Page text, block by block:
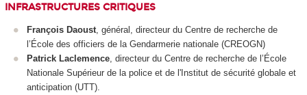
INFRASTRUCTURES CRITIQUES
François Daoust , général, directeur du Centre de recherche de
l’École des officiers de la Gendarmerie nationale (CREOGN)
Patrick Laclemence , directeur du Centre de recherche de l’École
Nationale Supérieur de la police et de l'Institut de sécurité globale et
anticipation (UTT).